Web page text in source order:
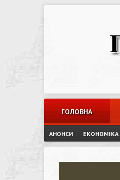
ГОЛОВНА
АНОНСИ ЕКОНОМІКА